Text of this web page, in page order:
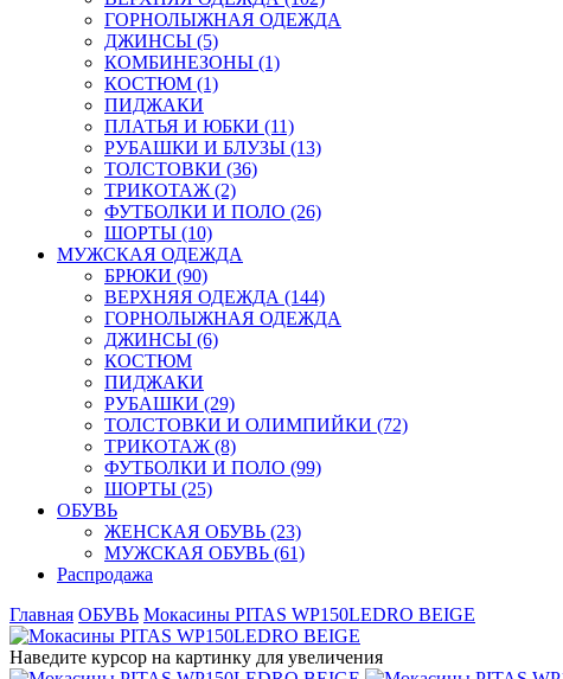
ГОРНОЛЫЖНАЯ ОДЕЖДА
ДЖИНСЫ (5)
КОМБИНЕЗОНЫ (1)
КОСТЮМ (1)
ПИДЖАКИ
ПЛАТЬЯ И ЮБКИ (11)
РУБАШКИ И БЛУЗЫ (13)
ТОЛСТОВКИ (36)
ТРИКОТАЖ (2)
ФУТБОЛКИ И ПОЛО (26)
ШОРТЫ (10)
МУЖСКАЯ ОДЕЖДА
БРЮКИ (90)
ВЕРХНЯЯ ОДЕЖДА (144)
ГОРНОЛЫЖНАЯ ОДЕЖДА
ДЖИНСЫ (6)
КОСТЮМ
ПИДЖАКИ
РУБАШКИ (29)
ТОЛСТОВКИ И ОЛИМПИЙКИ (72)
ТРИКОТАЖ (8)
ФУТБОЛКИ И ПОЛО (99)
ШОРТЫ (25)
ОБУВЬ
ЖЕНСКАЯ ОБУВЬ (23)
МУЖСКАЯ ОБУВЬ (61)
Распродажа
Главная ОБУВЬ Мокасины PITAS WP150LEDRO BEIGE
Наведите курсор на картинку для увеличения